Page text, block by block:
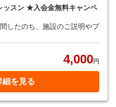
ッスン ★入会金無料キャンペ
したのち、施設のご説明やプ
4,000円
細を見る